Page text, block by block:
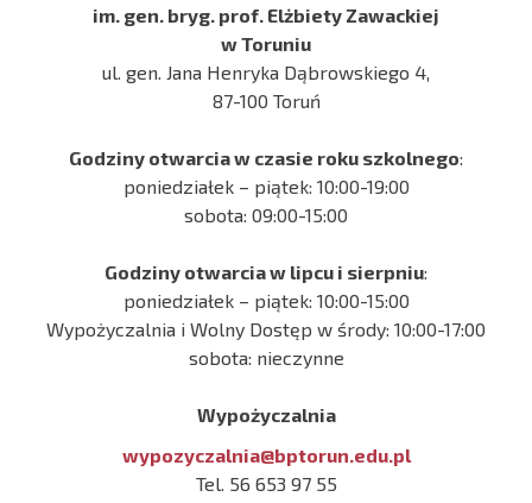
im. gen. bryg. prof. Elżbiety Zawackiej
w Toruniu
ul. gen. Jana Henryka Dąbrowskiego 4,
87-100 Toruń
Godziny otwarcia w czasie roku szkolnego:
poniedziałek – piątek: 10:00-19:00
sobota: 09:00-15:00
Godziny otwarcia w lipcu i sierpniu:
poniedziałek – piątek: 10:00-15:00
Wypożyczalnia i Wolny Dostęp w środy: 10:00-17:00
sobota: nieczynne
Wypożyczalnia
wypozyczalnia@bptorun.edu.pl
Tel. 56 653 97 55